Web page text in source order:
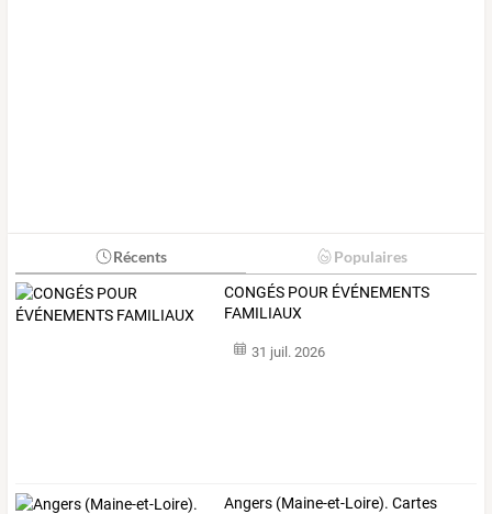
Récents Populaires
CONGÉS POUR ÉVÉNEMENTS
FAMILIAUX
31 juil. 2026
Angers (Maine-et-Loire). Cartes